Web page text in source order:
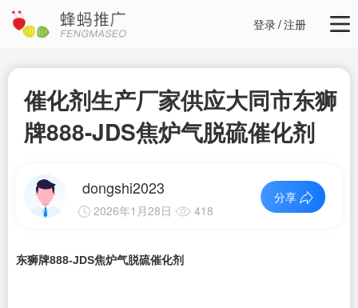
登录/注册
催化剂生产厂家供应大同市东狮
牌888-JDS焦炉气脱硫催化剂
dongshi2023
2026年1月28日 418
分享
东狮牌888-JDS焦炉气脱硫催化剂